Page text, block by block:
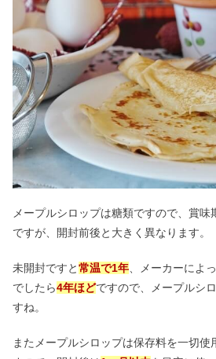
メープルシロップは糖類ですので、賞味
ですが、開封前後と大きく異なります。
未開封ですと常温で1年 、メーカーによ
でしたら4年ほどですので、メープルシ
すね。
またメープルシロップは保存料を一切